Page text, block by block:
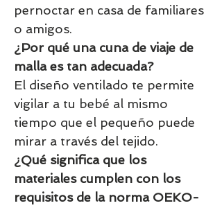
pernoctar en casa de familiares
o amigos.
¿Por qué una cuna de viaje de
malla es tan adecuada?
El diseño ventilado te permite
vigilar a tu bebé al mismo
tiempo que el pequeño puede
mirar a través del tejido.
¿Qué significa que los
materiales cumplen con los
requisitos de la norma OEKO-